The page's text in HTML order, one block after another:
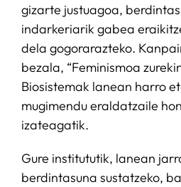
gizarte justuagoa,
indarkeriarik gabea
dela gogorarazteko.
bezala, “Feminismoa
Biosistemak lanean harro
mugimendu eraldatzaile
izateagatik.
Gure institututik, lanean
berdintasuna sustatzeko,